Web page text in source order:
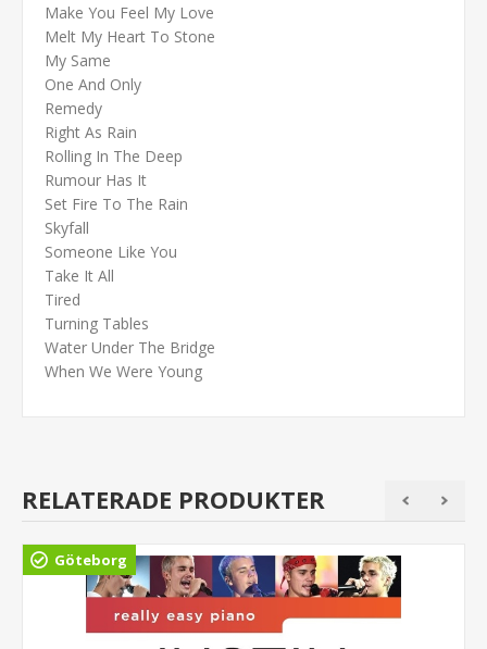
Make You Feel My Love
Melt My Heart To Stone
My Same
One And Only
Remedy
Right As Rain
Rolling In The Deep
Rumour Has It
Set Fire To The Rain
Skyfall
Someone Like You
Take It All
Tired
Turning Tables
Water Under The Bridge
When We Were Young
RELATERADE PRODUKTER
Göteborg